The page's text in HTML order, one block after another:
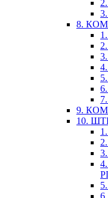
8.
9.
10.